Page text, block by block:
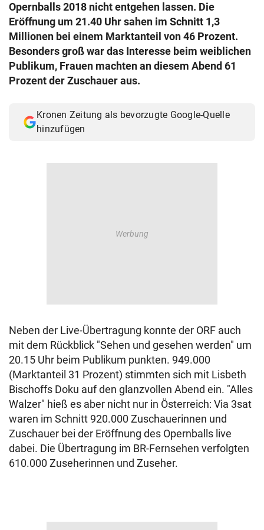
Opernballs 2018 nicht entgehen lassen. Die
Eröffnung um 21.40 Uhr sahen im Schnitt 1,3
Millionen bei einem Marktanteil von 46 Prozent.
Besonders groß war das Interesse beim weiblichen
Publikum, Frauen machten an diesem Abend 61
Prozent der Zuschauer aus.
Kronen Zeitung als bevorzugte Google-Quelle
hinzufügen
Neben der Live-Übertragung konnte der ORF auch
mit dem Rückblick "Sehen und gesehen werden" um
20.15 Uhr beim Publikum punkten. 949.000
(Marktanteil 31 Prozent) stimmten sich mit Lisbeth
Bischoffs Doku auf den glanzvollen Abend ein. "Alles
Walzer" hieß es aber nicht nur in Österreich: Via 3sat
waren im Schnitt 920.000 Zuschauerinnen und
Zuschauer bei der Eröffnung des Opernballs live
dabei. Die Übertragung im BR-Fernsehen verfolgten
610.000 Zuseherinnen und Zuseher.